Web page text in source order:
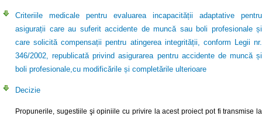
Criteriile medicale pentru evaluarea incapacității adaptative pentru
asigurații care au suferit accidente de muncă sau boli profesionale și
care solicită compensații pentru atingerea integrității, conform Legii nr.
346/2002, republicată privind asigurarea pentru accidente de muncă și
boli profesionale,cu modificările și completările ulterioare
Decizie
Propunerile, sugestiile şi opiniile cu privire la acest proiect pot fi transmise la